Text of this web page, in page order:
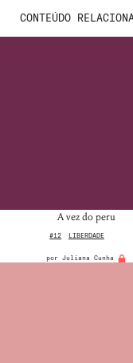
CONTEÚDO
A vez do peru
#12 LIBERDADE
porJuliana Cunha